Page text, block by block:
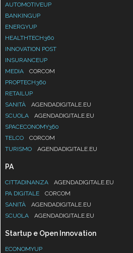
AUTOMOTIVEUP
BANKINGUP
ENERGYUP
HEALTHTECH360
INNOVATION POST
INSURANCEUP
MEDIA
CORCOM
PROPTECH360
RETAILUP
SANITÀ
AGENDADIGITALE.EU
SCUOLA
AGENDADIGITALE.EU
SPACECONOMY360
TELCO
CORCOM
TURISMO
AGENDADIGITALE.EU
PA
CITTADINANZA
AGENDADIGITALE.EU
PA DIGITALE
CORCOM
SANITÀ
AGENDADIGITALE.EU
SCUOLA
AGENDADIGITALE.EU
Startup e Open Innovation
ECONOMYUP